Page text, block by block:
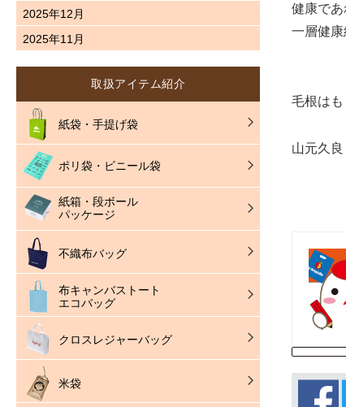
健康で
一層健康
毛根は
山元久良
2025年12月
2025年11月
取扱アイテム紹介
紙袋・手提げ袋
ポリ袋・ビニール袋
紙箱・段ボール
パッケージ
不織布バッグ
布キャンバストート
エコバッグ
クロスレジャーバッグ
米袋